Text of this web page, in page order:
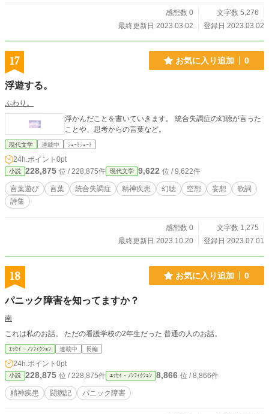
感想数 0
文字数 5,276
最終更新日 2023.03.02
登録日 2023.03.02
17 お気に入り追加 0
浮遊する。
ふわり。
浮かんだことを書いていきます。 統合失調症の幻聴が言った
ことや、思考からの言葉など。
現代文学 連載中 ｼｮｰﾄｼｮｰﾄ
24h.ポイント 0pt
小説 228,875 位 / 228,875件 現代文学 9,622 位 / 9,622件
言葉遊び 言葉 統合失調症 精神疾患 幻聴 空想 妄想
歌詞
詩集
感想数 0
文字数 1,275
最終更新日 2023.10.20
登録日 2023.07.01
18 お気に入り追加 0
パニック障害を知ってますか？
南
これは私のお話。 ただの看護学校の2年生だった 普通の人のお話。
ｴｯｾｲ・ﾉﾝﾌｨｸｼｮﾝ 連載中 長編
24h.ポイント 0pt
小説 228,875 位 / 228,875件 ｴｯｾｲ・ﾉﾝﾌｨｸｼｮﾝ 8,866 位 / 8,866件
精神疾患 闘病記 パニック障害